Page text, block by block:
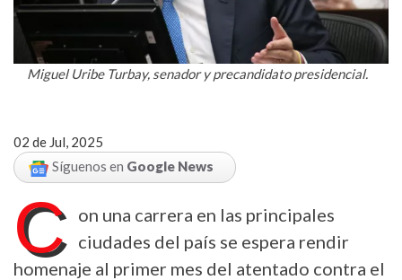
Miguel Uribe Turbay, senador y precandidato presidencial.
02 de Jul, 2025
Síguenos en Google News
C
on una carrera en las principales
ciudades del país se espera rendir
homenaje al primer mes del atentado contra el